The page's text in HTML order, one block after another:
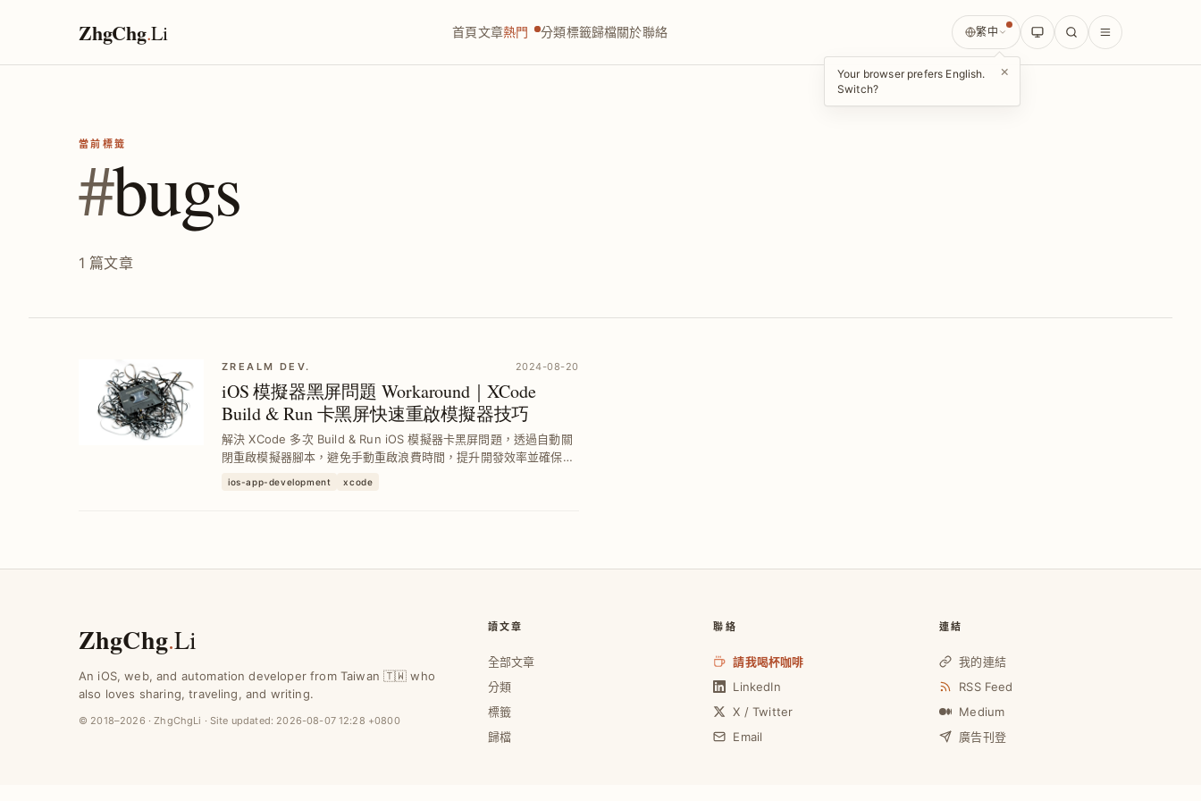
ZhgChg.Li 首頁文章熱門 分類標籤歸檔關於聯絡 繁中
Your browser prefers English.
Switch?
×
當前標籤
#bugs
1 篇文章
ZREALM DEV. 2024-08-20
iOS 模擬器黑屏問題 Workaround｜XCode
Build & Run 卡黑屏快速重啟模擬器技巧
解決 XCode 多次 Build & Run iOS 模擬器卡黑屏問題，透過自動關
閉重啟模擬器腳本，避免手動重啟浪費時間，提升開發效率並確保每
ios-app-development xcode
ZhgChg.Li
An iOS, web, and automation developer from Taiwan 🇹🇼 who
also loves sharing, traveling, and writing.
© 2018–2026 · ZhgChgLi · Site updated: 2026-08-07 12:28 +0800
讀文章
全部文章
分類
標籤
歸檔
聯絡
請我喝杯咖啡
LinkedIn
X / Twitter
Email
連結
我的連結
RSS Feed
Medium
廣告刊登